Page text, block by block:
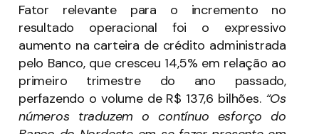
Fator relevante para o incremento no
resultado operacional foi o expressivo
aumento na carteira de crédito administrada
pelo Banco, que cresceu 14,5% em relação ao
primeiro trimestre do ano passado,
perfazendo o volume de R$ 137,6 bilhões. “Os
números traduzem o contínuo esforço do